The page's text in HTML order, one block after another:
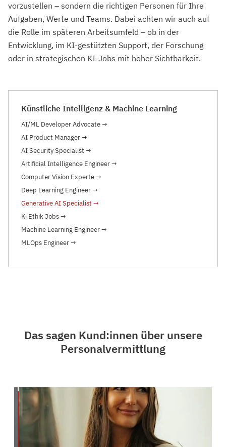
vorzustellen – sondern die richtigen Personen für Ihre
Aufgaben, Werte und Teams. Dabei achten wir auch auf
die Rolle im späteren Arbeitsumfeld – ob in der
Entwicklung, im KI-gestützten Support, der Forschung
oder in strategischen KI-Jobs mit hoher Sichtbarkeit.
Künstliche Intelligenz & Machine Learning
AI/ML Developer Advocate→
AI Product Manager→
AI Security Specialist →
Artificial Intelligence Engineer→
Computer Vision Experte→
Deep Learning Engineer→
Generative AI Specialist →
Ki Ethik Jobs→
Machine Learning Engineer→
MLOps Engineer→
Das sagen Kund:innen über unsere
Personalvermittlung